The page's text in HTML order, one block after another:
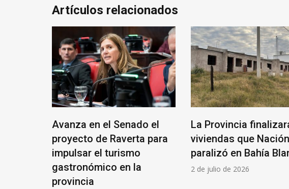
Artículos relacionados
Avanza en el Senado el
proyecto de Raverta para
impulsar el turismo
gastronómico en la
provincia
La Provincia
viviendas que Nación
paralizó en Bahía
2 de julio de 2026